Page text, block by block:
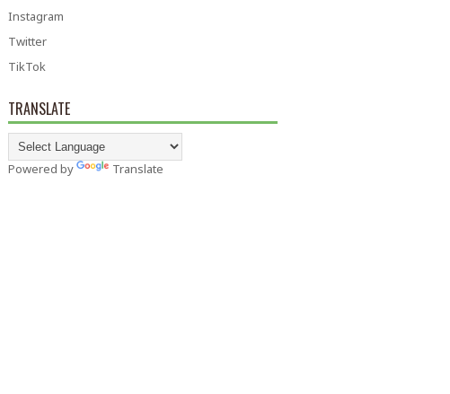
Instagram
Twitter
TikTok
TRANSLATE
Powered by Translate